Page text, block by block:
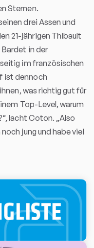
Sternen.
drei Assen und
21-jährigen Thibault
in der
im französischen
ist dennoch
was richtig gut für
Top-Level, warum
lacht Coton. „Also
jung und habe viel